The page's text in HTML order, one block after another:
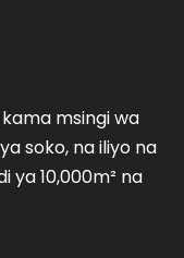
msingi wa
soko, na iliyo na
ya 10,000m² na